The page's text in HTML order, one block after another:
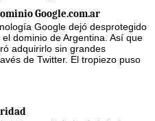
Google.com.ar
Google dejó desprotegido
dominio de Argentina. Así que
adquirirlo sin grandes
de Twitter. El tropiezo puso